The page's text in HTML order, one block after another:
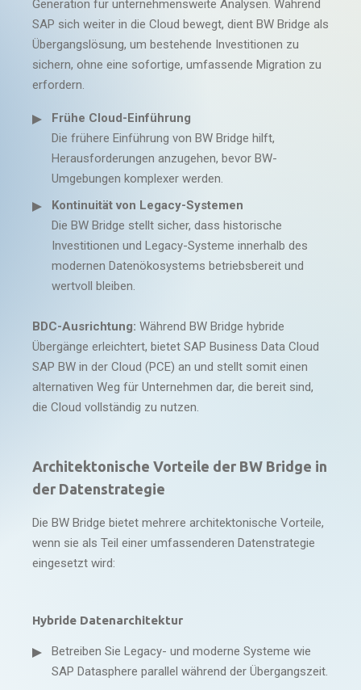
Generation für unternehmensweite Analysen. Während
SAP sich weiter in die Cloud bewegt, dient BW Bridge als
Übergangslösung, um bestehende Investitionen zu
sichern, ohne eine sofortige, umfassende Migration zu
erfordern.
Frühe Cloud-Einführung
Die frühere Einführung von BW Bridge hilft,
Herausforderungen anzugehen, bevor BW-
Umgebungen komplexer werden.
Kontinuität von Legacy-Systemen
Die BW Bridge stellt sicher, dass historische
Investitionen und Legacy-Systeme innerhalb des
modernen Datenökosystems betriebsbereit und
wertvoll bleiben.
BDC-Ausrichtung: Während BW Bridge hybride
Übergänge erleichtert, bietet SAP Business Data Cloud
SAP BW in der Cloud (PCE) an und stellt somit einen
alternativen Weg für Unternehmen dar, die bereit sind,
die Cloud vollständig zu nutzen.
Architektonische Vorteile der BW Bridge in
der Datenstrategie
Die BW Bridge bietet mehrere architektonische Vorteile,
wenn sie als Teil einer umfassenderen Datenstrategie
eingesetzt wird:
Hybride Datenarchitektur
Betreiben Sie Legacy- und moderne Systeme wie
SAP Datasphere parallel während der Übergangszeit.